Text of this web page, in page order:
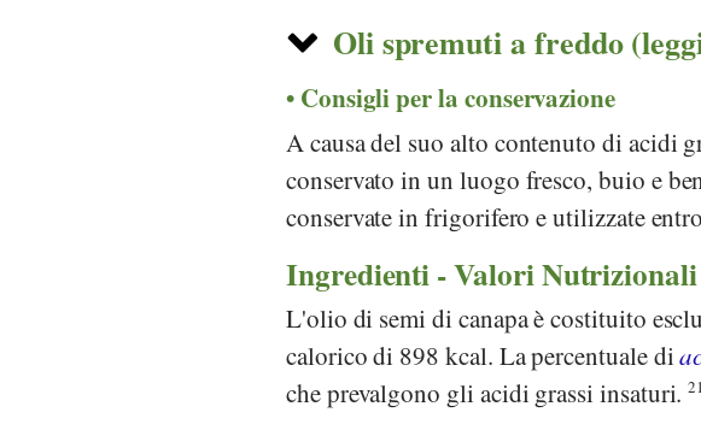
Oli spremuti a freddo
Consigli per la conservazione
A causa del suo alto contenuto di acidi
conservato in un luogo fresco, buio e
conservate in frigorifero e utilizzate
Ingredienti - Valori
L'olio di semi di canapa è costituito
calorico di 898 kcal. La percentuale di
che prevalgono gli acidi grassi insaturi.21